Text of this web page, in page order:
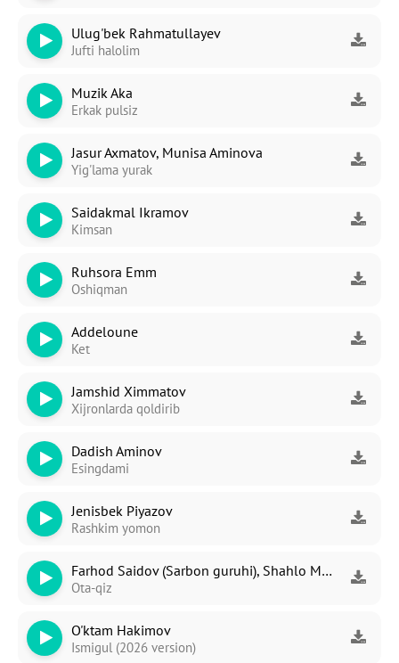
Ulug'bek Rahmatullayev
Jufti halolim
Muzik Aka
Erkak pulsiz
Jasur Axmatov, Munisa Aminova
Yig'lama yurak
Saidakmal Ikramov
Kimsan
Ruhsora Emm
Oshiqman
Addeloune
Ket
Jamshid Ximmatov
Xijronlarda qoldirib
Dadish Aminov
Esingdami
Jenisbek Piyazov
Rashkim yomon
Farhod Saidov (Sarbon guruhi), Shahlo Mahmudova
Ota-qiz
O'ktam Hakimov
Ismigul (2026 version)
Oshiq edim